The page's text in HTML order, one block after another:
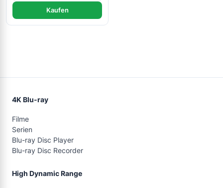
Kaufen
4K Blu-ray
Filme
Serien
Blu-ray Disc Player
Blu-ray Disc Recorder
High Dynamic Range